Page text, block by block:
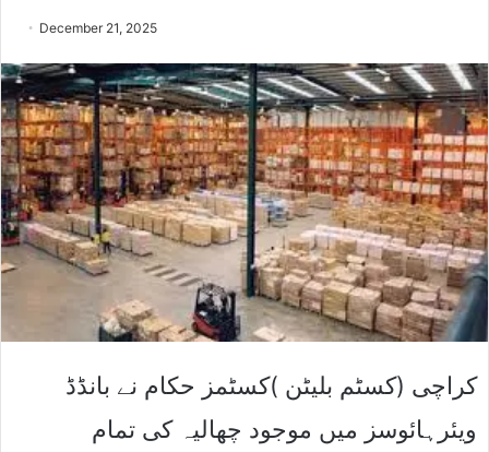
December 21, 2025
کراچی (کسٹم بلیٹن )کسٹمز حکام نے بانڈڈ
ویئرہائوسز میں موجود چھالیہ کی تمام